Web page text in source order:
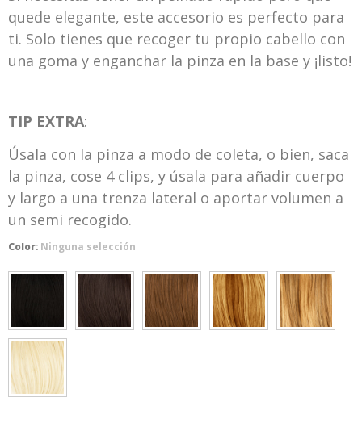
quede elegante, este accesorio es perfecto para
ti. Solo tienes que recoger tu propio cabello con
una goma y enganchar la pinza en la base y ¡listo!
TIP EXTRA:
Úsala con la pinza a modo de coleta, o bien, saca
la pinza, cose 4 clips, y úsala para añadir cuerpo
y largo a una trenza lateral o aportar volumen a
un semi recogido.
Color: Ninguna selección